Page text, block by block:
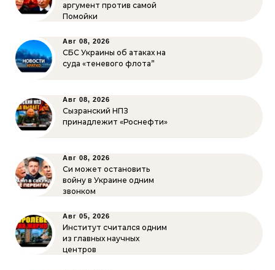
аргумент против самой
Помойки
Авг 08, 2026
СБС Украины об атаках на
суда «теневого флота”
Авг 08, 2026
Сызранский НПЗ
принадлежит «Роснефти»
Авг 08, 2026
Си может остановить
войну в Украине одним
звонком
Авг 05, 2026
Институт считался одним
из главных научных
центров